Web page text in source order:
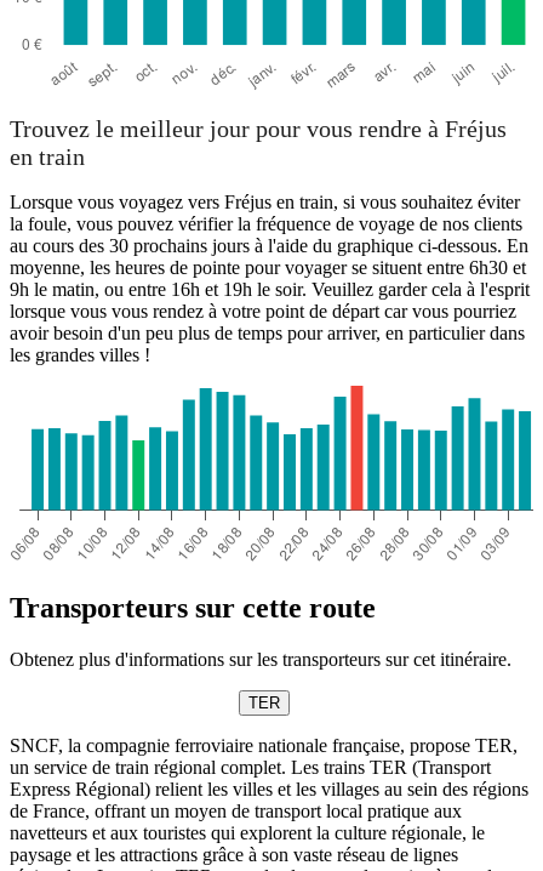
Trouvez le meilleur jour pour vous rendre à Fréjus
en train
Lorsque vous voyagez vers Fréjus en train, si vous souhaitez éviter
la foule, vous pouvez vérifier la fréquence de voyage de nos clients
au cours des 30 prochains jours à l'aide du graphique ci-dessous. En
moyenne, les heures de pointe pour voyager se situent entre 6h30 et
9h le matin, ou entre 16h et 19h le soir. Veuillez garder cela à l'esprit
lorsque vous vous rendez à votre point de départ car vous pourriez
avoir besoin d'un peu plus de temps pour arriver, en particulier dans
les grandes villes !
Transporteurs sur cette route
Obtenez plus d'informations sur les transporteurs sur cet itinéraire.
TER
SNCF, la compagnie ferroviaire nationale française, propose TER,
un service de train régional complet. Les trains TER (Transport
Express Régional) relient les villes et les villages au sein des régions
de France, offrant un moyen de transport local pratique aux
navetteurs et aux touristes qui explorent la culture régionale, le
paysage et les attractions grâce à son vaste réseau de lignes